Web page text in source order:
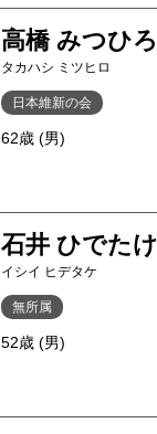
高橋 みつひろ
タカハシ ミツヒロ
日本維新の会
62歳 (男)
石井 ひでたけ
イシイ ヒデタケ
無所属
52歳 (男)